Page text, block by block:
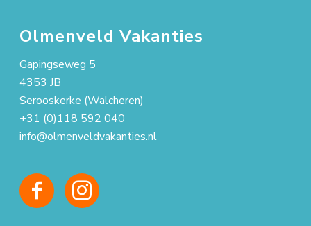
Olmenveld Vakanties
Gapingseweg 5
4353 JB
Serooskerke (Walcheren)
+31 (0)118 592 040
info@olmenveldvakanties.nl